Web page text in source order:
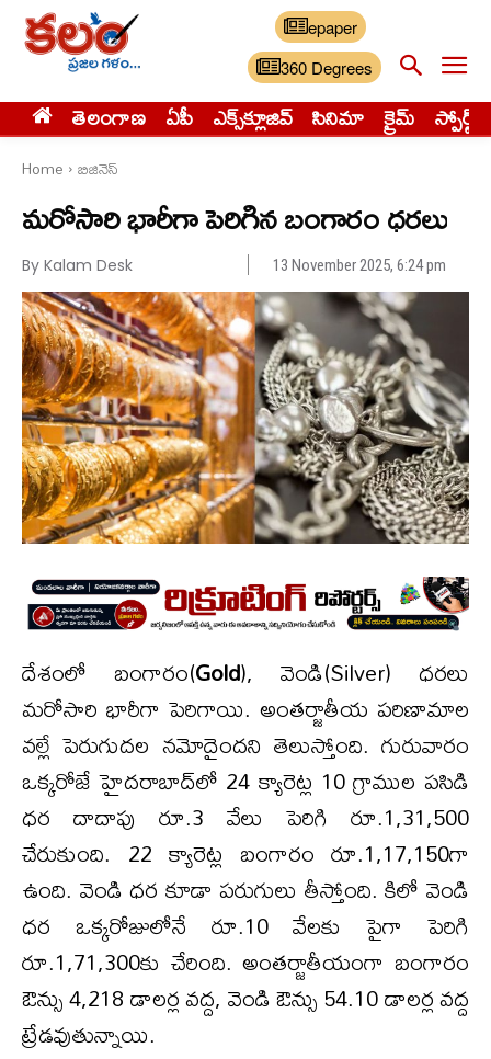
epaper
360 Degrees
తెలంగాణ ఏపీ ఎక్స్‌క్లూజివ్‌ సినిమా క్రైమ్ స్పోర్ట్స్
Home బిజినెస్
మరోసారి భారీగా పెరిగిన బంగారం ధరలు
By Kalam Desk 13 November 2025, 6:24 pm
దేశంలో బంగారం(Gold), వెండి(Silver) ధరలు
మరోసారి భారీగా పెరిగాయి. అంతర్జాతీయ పరిణామాల
వల్లే పెరుగుదల నమోదైందని తెలుస్తోంది. గురువారం
ఒక్కరోజే హైదరాబాద్‌లో 24 క్యారెట్ల 10 గ్రాముల పసిడి
ధర దాదాపు రూ.3 వేలు పెరిగి రూ.1,31,500
చేరుకుంది. 22 క్యారెట్ల బంగారం రూ.1,17,150గా
ఉంది. వెండి ధర కూడా పరుగులు తీస్తోంది. కిలో వెండి
ధర ఒక్కరోజులోనే రూ.10 వేలకు పైగా పెరిగి
రూ.1,71,300కు చేరింది. అంతర్జాతీయంగా బంగారం
ఔన్సు 4,218 డాలర్ల వద్ద, వెండి ఔన్సు 54.10 డాలర్ల వద్ద
ట్రేడవుతున్నాయి.